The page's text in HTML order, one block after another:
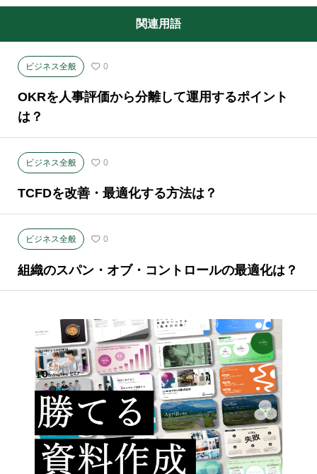
関連用語
ビジネス全般 0
OKRを人事評価から分離して運用するポイント
は？
ビジネス全般 0
TCFDを改善・最適化する方法は？
ビジネス全般 0
組織のスパン・オブ・コントロールの最適化は？